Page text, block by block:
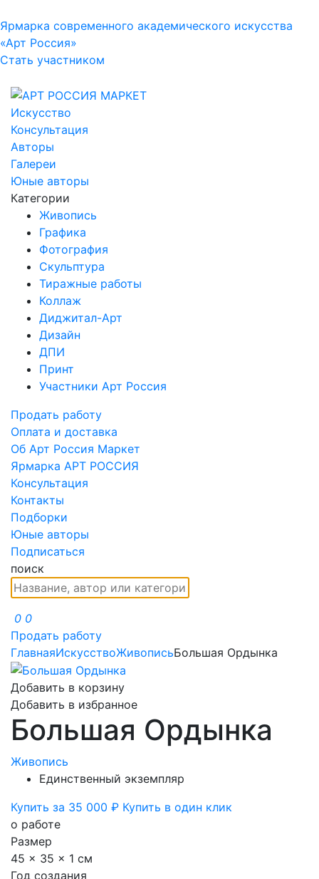
Ярмарка современного академического искусства
«Арт Россия»
Стать участником
Искусство
Консультация
Авторы
Галереи
Юные авторы
Категории
Живопись
Графика
Фотография
Скульптура
Тиражные работы
Коллаж
Диджитал-Арт
Дизайн
ДПИ
Принт
Участники Арт Россия
Продать работу
Оплата и доставка
Об Арт Россия Маркет
Ярмарка АРТ РОССИЯ
Консультация
Контакты
Подборки
Юные авторы
Подписаться
поиск
0 0
Продать работу
ГлавнаяИскусствоЖивописьБольшая Ордынка
Добавить в корзину
Добавить в избранное
Большая Ордынка
Живопись
Единственный экземпляр
Купить за 35 000 ₽ Купить в один клик
о работе
Размер
45 x 35 x 1 см
Год создания